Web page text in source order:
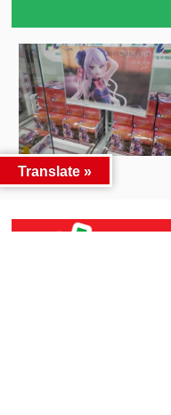
【大注目...
Translate »